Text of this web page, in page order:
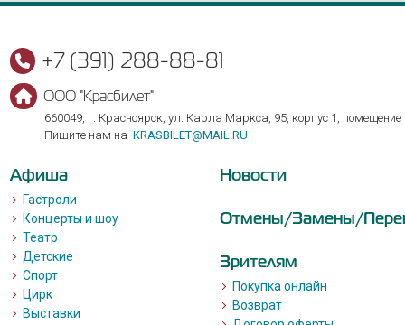
+7 (391) 288-88-81
ООО "Красбилет"
660049, г. Красноярск, ул. Карла Маркса, 95, корпус 1, помещение
Пишите нам на KRASBILET@MAIL.RU
Афиша
Гастроли
Концерты и шоу
Театр
Детские
Спорт
Цирк
Выставки
Новости
Отмены/Замены/
Зрителям
Покупка онлайн
Возврат